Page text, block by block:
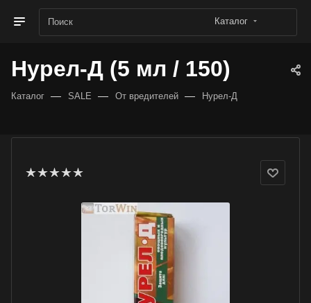
Каталог
Нурел-Д (5 мл / 150)
Каталог — SALE — От вредителей — Нурел-Д